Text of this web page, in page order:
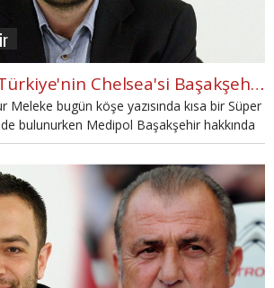
Uğur Meleke: "Türkiye'nin Chelsea'si Başakşehir"
bugün köşe yazısında kısa bir Süper
bulunurken Medipol Başakşehir hakkında